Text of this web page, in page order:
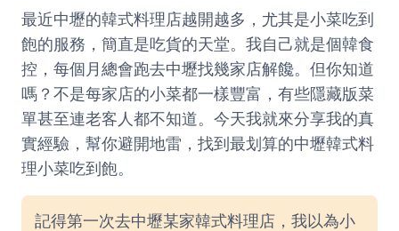
最近中壢的韓式料理店越開越多，尤其是小菜吃到
飽的服務，簡直是吃貨的天堂。我自己就是個韓食
控，每個月總會跑去中壢找幾家店解饞。但你知道
嗎？不是每家店的小菜都一樣豐富，有些隱藏版菜
單甚至連老客人都不知道。今天我就來分享我的真
實經驗，幫你避開地雷，找到最划算的中壢韓式料
理小菜吃到飽。
記得第一次去中壢某家韓式料理店，我以為小